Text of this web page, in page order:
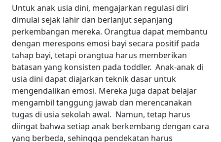
Untuk anak usia dini, mengajarkan regulasi diri
dimulai sejak lahir dan berlanjut sepanjang
perkembangan mereka. Orangtua dapat membantu
dengan merespons emosi bayi secara positif pada
tahap bayi, tetapi orangtua harus memberikan
batasan yang konsisten pada toddler. Anak-anak di
usia dini dapat diajarkan teknik dasar untuk
mengendalikan emosi. Mereka juga dapat belajar
mengambil tanggung jawab dan merencanakan
tugas di usia sekolah awal. Namun, tetap harus
diingat bahwa setiap anak berkembang dengan cara
yang berbeda, sehingga pendekatan harus